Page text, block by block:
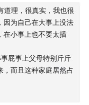
是一档亲历者自述
的节目：
后和来自他们那个年代
是
他们自己也只是被时代
人。
。”
窒息的地方：
又拼了命地抢你手里的
道理，很真实，我也很
因为自己在大事上没法
在小事上也不要太插
屁事上父母特别斤斤
，而且这种家庭居然占